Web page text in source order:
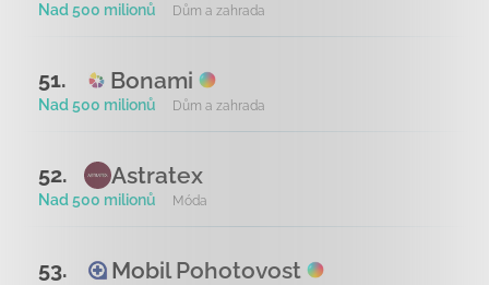
Nad 500 milionů Dům a zahrada
51. Bonami
Nad 500 milionů Dům a zahrada
52. Astratex
Nad 500 milionů Móda
53. Mobil Pohotovost